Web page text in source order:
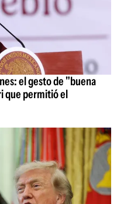
el gesto de "buena
que permitió el